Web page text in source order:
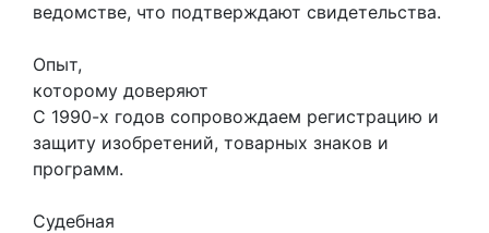
ведомстве, что подтверждают свидетельства.
Опыт,
которому доверяют
С 1990-х годов сопровождаем регистрацию и
защиту изобретений, товарных знаков и
программ.
Судебная